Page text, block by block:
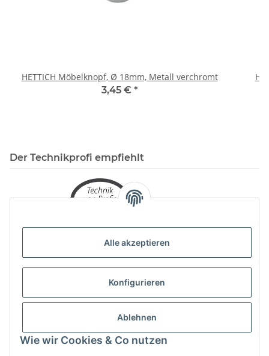
Alle akzeptieren
Konfigurieren
Ablehnen
Wie wir Cookies & Co nutzen
HETTICH Möbelknopf, Ø 18mm, Metall verchromt
3,45 € *
Der Technikprofi empfiehlt